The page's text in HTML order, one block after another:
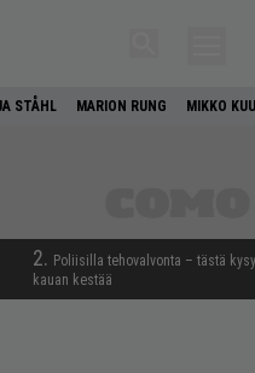
STÅHL MARION RUNG MIKKO
2. Poliisilla tehovalvonta – tästä
kauan kestää